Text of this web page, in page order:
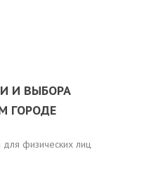
И ВЫБОРА
ГОРОДЕ